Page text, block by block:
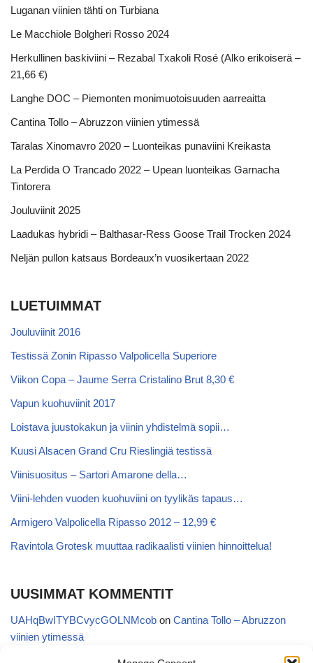
Luganan viinien tähti on Turbiana
Le Macchiole Bolgheri Rosso 2024
Herkullinen baskiviini – Rezabal Txakoli Rosé (Alko erikoiserä –
21,66 €)
Langhe DOC – Piemonten monimuotoisuuden aarreaitta
Cantina Tollo – Abruzzon viinien ytimessä
Taralas Xinomavro 2020 – Luonteikas punaviini Kreikasta
La Perdida O Trancado 2022 – Upean luonteikas Garnacha
Tintorera
Jouluviinit 2025
Laadukas hybridi – Balthasar-Ress Goose Trail Trocken 2024
Neljän pullon katsaus Bordeaux’n vuosikertaan 2022
LUETUIMMAT
Jouluviinit 2016
Testissä Zonin Ripasso Valpolicella Superiore
Viikon Copa – Jaume Serra Cristalino Brut 8,30 €
Vapun kuohuviinit 2017
Loistava juustokakun ja viinin yhdistelmä sopii…
Kuusi Alsacen Grand Cru Rieslingiä testissä
Viinisuositus – Sartori Amarone della…
Viini-lehden vuoden kuohuviini on tyylikäs tapaus…
Armigero Valpolicella Ripasso 2012 – 12,99 €
Ravintola Grotesk muuttaa radikaalisti viinien hinnoittelua!
UUSIMMAT KOMMENTIT
UAHqBwITYBCvycGOLNMcob on Cantina Tollo – Abruzzon
viinien ytimessä
EgVGGttRTxKfbqUaWNglbonCantina Tollo – Abruzzon viinien